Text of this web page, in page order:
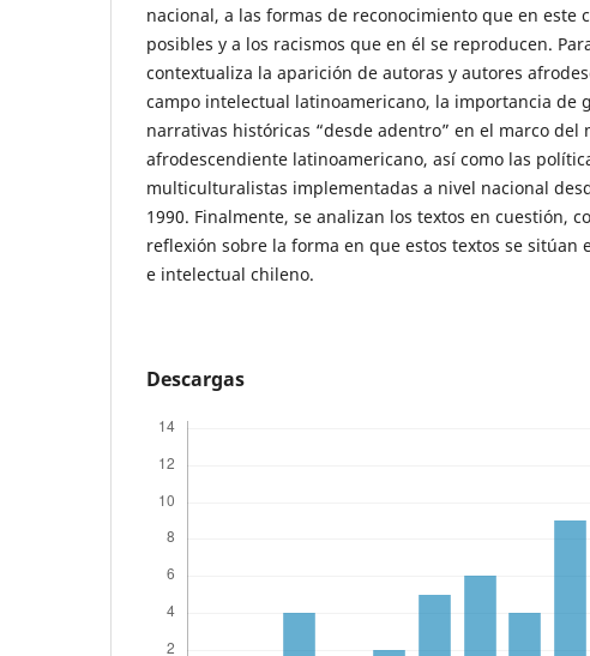
nacional, a las formas de reconocimiento que en este
posibles y a los racismos que en él se reproducen.
contextualiza la aparición de autoras y autores
campo intelectual latinoamericano, la importancia de
narrativas históricas “desde adentro” en el marco del
afrodescendiente latinoamericano, así como las
multiculturalistas implementadas a nivel nacional
1990. Finalmente, se analizan los textos en cuestión,
reflexión sobre la forma en que estos textos se sitúan
e intelectual chileno.
Descargas